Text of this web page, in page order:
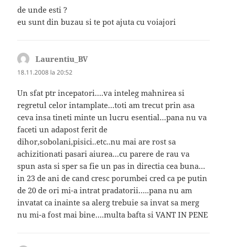
de unde esti ?
eu sunt din buzau si te pot ajuta cu voiajori
Laurentiu_BVspune:
18.11.2008 la 20:52
Un sfat ptr incepatori….va inteleg mahnirea si
regretul celor intamplate…toti am trecut prin asa
ceva insa tineti minte un lucru esential…pana nu va
faceti un adapost ferit de
dihor,sobolani,pisici..etc..nu mai are rost sa
achizitionati pasari aiurea…cu parere de rau va
spun asta si sper sa fie un pas in directia cea buna…
in 23 de ani de cand cresc porumbei cred ca pe putin
de 20 de ori mi-a intrat pradatorii…..pana nu am
invatat ca inainte sa alerg trebuie sa invat sa merg
nu mi-a fost mai bine….multa bafta si VANT IN PENE